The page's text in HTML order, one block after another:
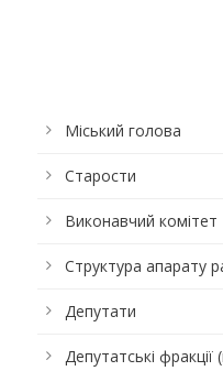
Міський голова
Старости
Виконавчий комітет
Структура апарату
Депутати
Депутатські фракції